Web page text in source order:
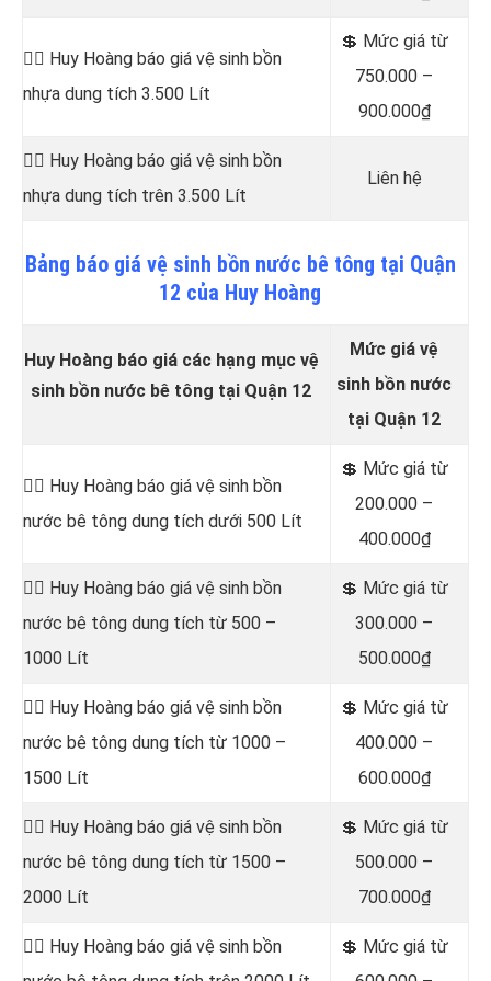
👷‍♂️ Huy Hoàng báo giá vệ sinh bồn
nhựa dung tích 3.500 Lít
💲 Mức giá từ
750.000 –
900.000₫
👷‍♂️ Huy Hoàng báo giá vệ sinh bồn
nhựa dung tích trên 3.500 Lít
Liên hệ
Bảng báo giá vệ sinh bồn nước bê tông tại Quận
12 của Huy Hoàng
Huy Hoàng báo giá các hạng mục vệ
sinh bồn nước bê tông tại Quận 12
Mức giá vệ
sinh bồn nước
tại Quận 12
👷‍♂️ Huy Hoàng báo giá vệ sinh bồn
nước bê tông dung tích dưới 500 Lít
💲 Mức giá từ
200.000 –
400.000₫
👷‍♂️ Huy Hoàng báo giá vệ sinh bồn
nước bê tông dung tích từ 500 –
1000 Lít
💲 Mức giá từ
300.000 –
500.000₫
👷‍♂️ Huy Hoàng báo giá vệ sinh bồn
nước bê tông dung tích từ 1000 –
1500 Lít
💲 Mức giá từ
400.000 –
600.000₫
👷‍♂️ Huy Hoàng báo giá vệ sinh bồn
nước bê tông dung tích từ 1500 –
2000 Lít
💲 Mức giá từ
500.000 –
700.000₫
👷‍♂️ Huy Hoàng báo giá vệ sinh bồn
💲 Mức giá từ